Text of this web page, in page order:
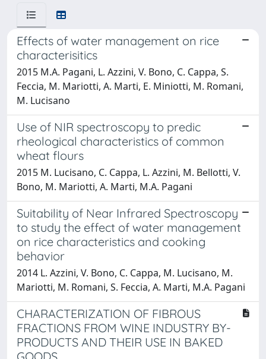
Effects of water management on rice
characterisitics
2015 M.A. Pagani, L. Azzini, V. Bono, C. Cappa, S.
Feccia, M. Mariotti, A. Marti, E. Miniotti, M. Romani,
M. Lucisano
Use of NIR spectroscopy to predic
rheological characteristics of common
wheat flours
2015 M. Lucisano, C. Cappa, L. Azzini, M. Bellotti, V.
Bono, M. Mariotti, A. Marti, M.A. Pagani
Suitability of Near Infrared Spectroscopy
to study the effect of water management
on rice characteristics and cooking
behavior
2014 L. Azzini, V. Bono, C. Cappa, M. Lucisano, M.
Mariotti, M. Romani, S. Feccia, A. Marti, M.A. Pagani
CHARACTERIZATION OF FIBROUS
FRACTIONS FROM WINE INDUSTRY BY-
PRODUCTS AND THEIR USE IN BAKED